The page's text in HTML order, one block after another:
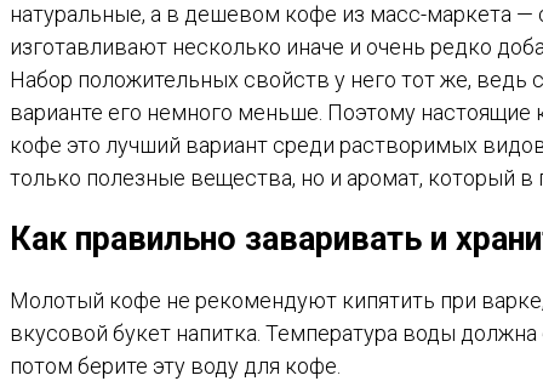
натуральные, а в дешевом кофе из масс-маркета —
изготавливают несколько иначе и очень редко
Набор положительных свойств у него тот же, ведь
варианте его немного меньше. Поэтому
кофе это лучший вариант среди растворимых
только полезные вещества, но и аромат, который
Как правильно заваривать и
Молотый кофе не рекомендуют кипятить при
вкусовой букет напитка. Температура воды
потом берите эту воду для кофе.